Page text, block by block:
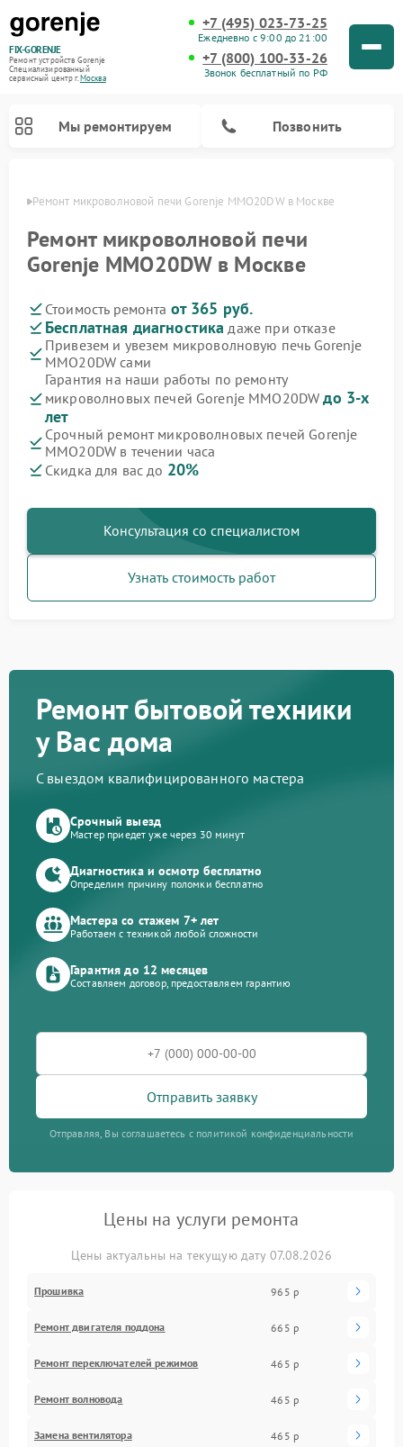
FIX-GORENJE
Ремонт устройств Gorenje
Специализированный
cервисный центр г.Москва
+7 (495) 023-73-25
Ежедневно с 9:00 до 21:00
+7 (800) 100-33-26
Звонок бесплатный по РФ
Мы ремонтируем Позвонить
Ремонт микроволновой печи Gorenje MMO20DW в Москве
Ремонт микроволновой печи
Gorenje MMO20DW в Москве
Стоимость ремонта от 365 руб.
Бесплатная диагностика даже при отказе
Привезем и увезем микроволновую печь Gorenje
MMO20DW сами
Гарантия на наши работы по ремонту
микроволновых печей Gorenje MMO20DWдо 3-х
лет
Срочный ремонт микроволновых печей Gorenje
MMO20DW в течении часа
Скидка для вас до 20%
Консультация со специалистом
Узнать стоимость работ
Ремонт бытовой техники
у Вас дома
С выездом квалифицированного мастера
Срочный выезд
Мастер приедет уже через 30 минут
Диагностика и осмотр бесплатно
Определим причину поломки бесплатно
Мастера со стажем 7+ лет
Работаем с техникой любой сложности
Гарантия до 12 месяцев
Составляем договор, предоставляем гарантию
Отправить заявку
Отправляя, Вы соглашаетесь с политикой конфиденциальности
Цены на услуги ремонта
Цены актуальны на текущую дату 07.08.2026
Прошивка 965 р
Ремонт двигателя поддона 665 р
Ремонт переключателей режимов 465 р
Ремонт волновода 465 р
Замена вентилятора 465 р